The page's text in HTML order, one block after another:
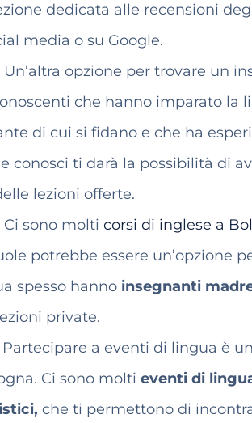
dedicata alle recensioni
media o su Google.
Un’altra opzione per trovare un
che hanno imparato la
di cui si fidano e che ha
conosci ti darà la possibilità di
lezioni offerte.
Ci sono molti corsi di inglese a
potrebbe essere un’opzione
spesso hanno insegnanti
private.
a eventi di lingua è
Ci sono molti eventi di
che ti permettono di